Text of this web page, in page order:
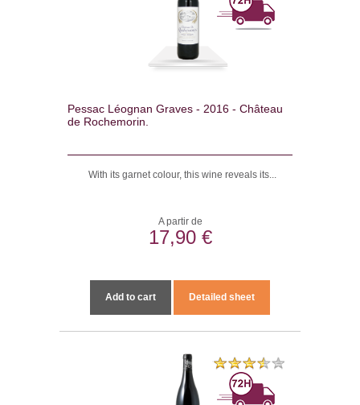
Pessac Léognan Graves - 2016 - Château
de Rochemorin.
With its garnet colour, this wine reveals its...
A partir de
17,90 €
Add to cart Detailed sheet